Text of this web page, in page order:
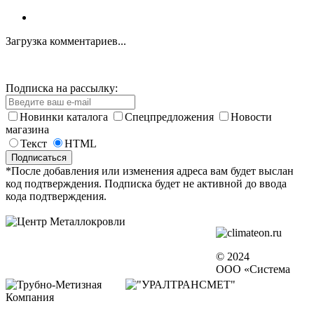
Загрузка комментариев...
Подписка на рассылку:
Новинки каталога Спецпредложения
Новости
магазина
Текст
HTML
*После добавления или изменения адреса вам будет выслан
код подтверждения. Подписка будет не активной до ввода
кода подтверждения.
© 2024
ООО «Система